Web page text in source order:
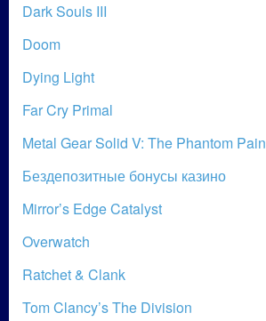
Dark Souls III
Doom
Dying Light
Far Cry Primal
Metal Gear Solid V: The Phantom Pain
Бездепозитные бонусы казино
Mirror’s Edge Catalyst
Overwatch
Ratchet & Clank
Tom Clancy’s The Division